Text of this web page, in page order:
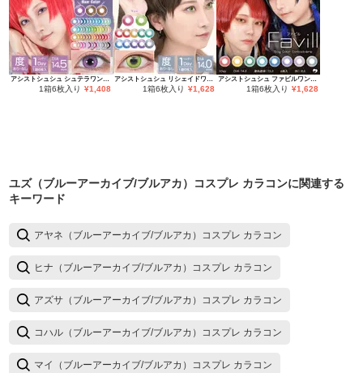
アシストシュシュ シュテラワンデー
1箱6枚入り ¥1,408
アシストシュシュ リシェイドワンデー
1箱6枚入り ¥1,628
アシストシュシュ ファビルワンデー
1箱6枚入り ¥1,628
ユズ（ブルーアーカイブ/ブルアカ）コスプレ カラコンに関連する
キーワード
アヤネ（ブルーアーカイブ/ブルアカ）コスプレ カラコン
ヒナ（ブルーアーカイブ/ブルアカ）コスプレ カラコン
アズサ（ブルーアーカイブ/ブルアカ）コスプレ カラコン
コハル（ブルーアーカイブ/ブルアカ）コスプレ カラコン
マイ（ブルーアーカイブ/ブルアカ）コスプレ カラコン